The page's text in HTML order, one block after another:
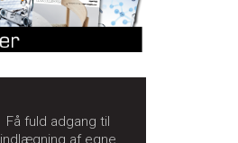
Få fuld adgang til
indlægning af egne